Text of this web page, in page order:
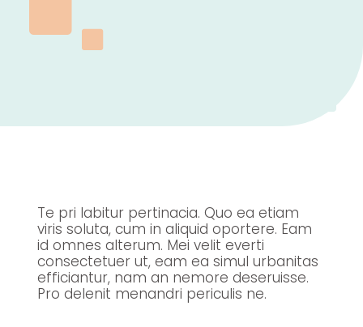
Te pri labitur pertinacia. Quo ea etiam
viris soluta, cum in aliquid oportere. Eam
id omnes alterum. Mei velit everti
consectetuer ut, eam ea simul urbanitas
efficiantur, nam an nemore deseruisse.
Pro delenit menandri periculis ne.